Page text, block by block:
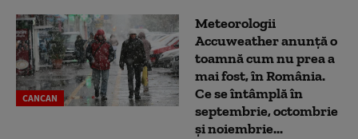
CANCAN
Meteorologii
Accuweather anunță o
toamnă cum nu prea a
mai fost, în România.
Ce se întâmplă în
septembrie, octombrie
și noiembrie...